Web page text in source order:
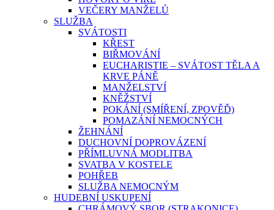
VEČERY MANŽELŮ
SLUŽBA
SVÁTOSTI
KŘEST
BIŘMOVÁNÍ
EUCHARISTIE – SVÁTOST TĚLA A
KRVE PÁNĚ
MANŽELSTVÍ
KNĚŽSTVÍ
POKÁNÍ (SMÍŘENÍ, ZPOVĚĎ)
POMAZÁNÍ NEMOCNÝCH
ŽEHNÁNÍ
DUCHOVNÍ DOPROVÁZENÍ
PŘÍMLUVNÁ MODLITBA
SVATBA V KOSTELE
POHŘEB
SLUŽBA NEMOCNÝM
HUDEBNÍ USKUPENÍ